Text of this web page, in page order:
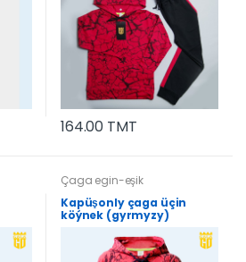
164.00 TMT
Çaga egin-eşik
Kapüşonly çaga üçin
köýnek (gyrmyzy)